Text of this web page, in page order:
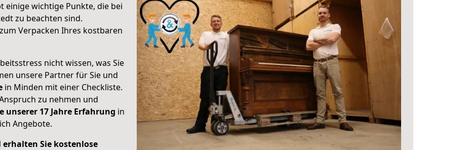
einige wichtige Punkte, die bei
zu beachten sind.
Verpacken Ihres kostbaren
nicht wissen, was Sie
unsere Partner für Sie und
in Minden mit einer Checkliste.
zu nehmen und
unserer 17 Jahre Erfahrung in
Angebote.
erhalten Sie kostenlose